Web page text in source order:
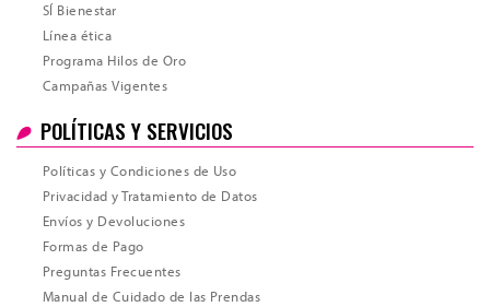
SÍ Bienestar
Línea ética
Programa Hilos de Oro
Campañas Vigentes
POLÍTICAS Y SERVICIOS
Políticas y Condiciones de Uso
Privacidad y Tratamiento de Datos
Envíos y Devoluciones
Formas de Pago
Preguntas Frecuentes
Manual de Cuidado de las Prendas